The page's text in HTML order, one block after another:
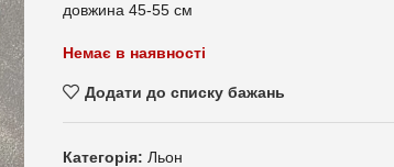
довжина 45-55 см
Немає в наявності
Додати до списку бажань
Категорія: Льон